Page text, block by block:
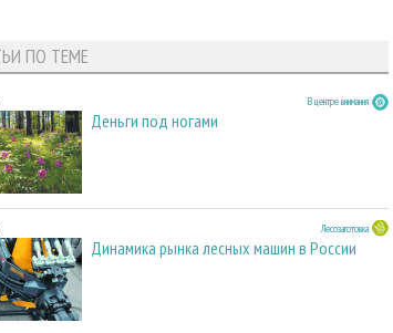
ПО ТЕМЕ
В центре внимания
Деньги под ногами
Лесозаготовка
Динамика рынка лесных машин в России